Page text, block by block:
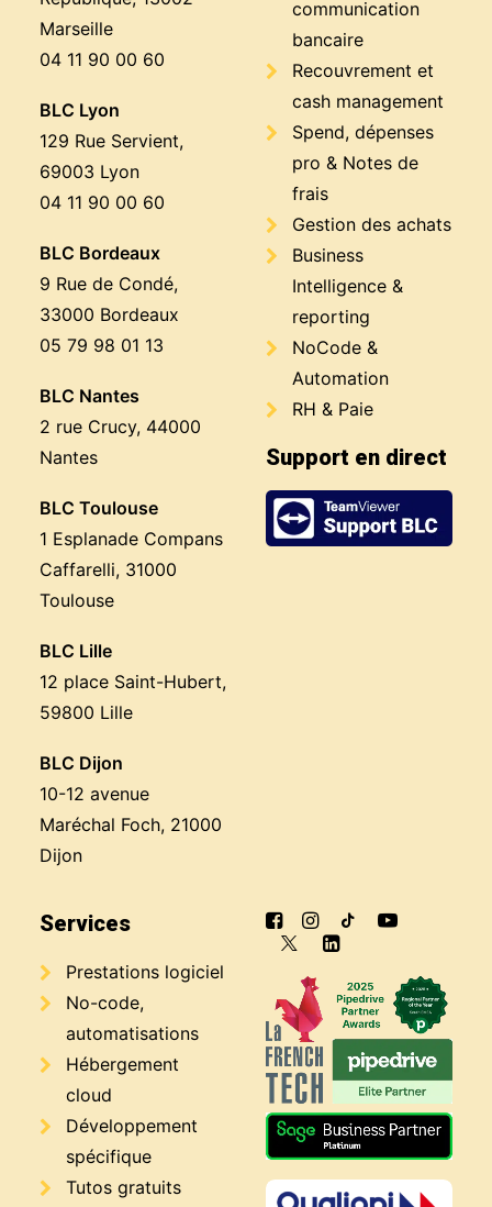
Marseille
04 11 90 00 60
BLC Lyon
129 Rue Servient,
69003 Lyon
04 11 90 00 60
BLC Bordeaux
9 Rue de Condé,
33000 Bordeaux
05 79 98 01 13
BLC Nantes
2 rue Crucy, 44000
Nantes
BLC Toulouse
1 Esplanade Compans
Caffarelli, 31000
Toulouse
BLC Lille
12 place Saint-Hubert,
59800 Lille
BLC Dijon
10-12 avenue
Maréchal Foch, 21000
Dijon
communication
bancaire
Recouvrement et
cash management
Spend, dépenses
pro & Notes de
frais
Gestion des achats
Business
Intelligence &
reporting
NoCode &
Automation
RH & Paie
Support en direct
Services
Prestations logiciel
No-code,
automatisations
Hébergement
cloud
Développement
spécifique
Tutos gratuits